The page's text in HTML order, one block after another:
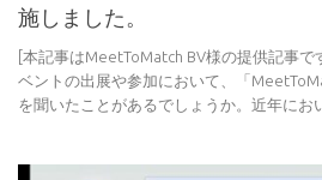
施しました。
[本記事はMeetToMatch BV様の提供記事で
ベントの出展や参加において、「
を聞いたことがあるでしょうか。近年にお